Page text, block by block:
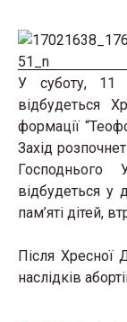
У суботу, 11
відбудеться
формації
Захід
відбудеться у
пам’яті дітей,
Після Хресної
наслідків